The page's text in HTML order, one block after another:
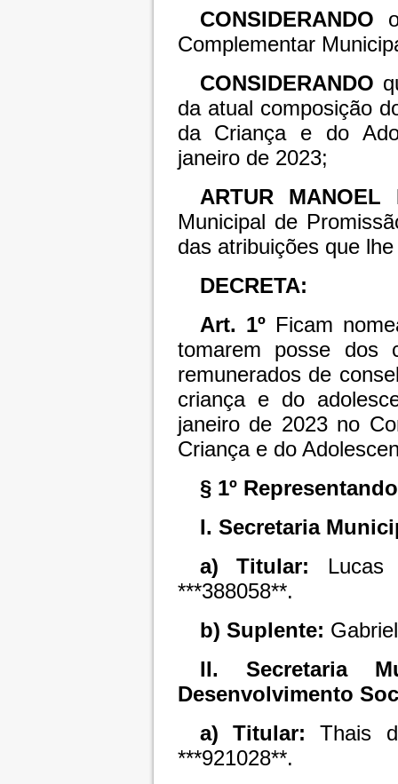
CONSIDERANDO
Complementar
CONSIDERANDO
da atual composição
da Criança e do
janeiro de 2023;
ARTUR MANOEL
Municipal de
das atribuições que
DECRETA:
Art. 1ºFicam
tomarem posse dos
remunerados de
criança e do
janeiro de 2023 no
Criança e do
§ 1º
I. Secretaria
a)
Titular: Lucas
***388058**.
b) Suplente:
II. Secretaria
Desenvolvimento
a) Titular: Thais
***921028**.